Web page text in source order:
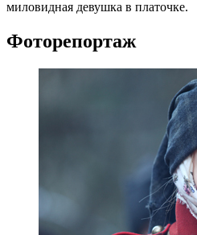
миловидная девушка в платочке.
Фоторепортаж